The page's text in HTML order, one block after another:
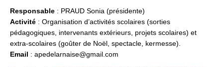
Responsable : PRAUD Sonia (présidente)
Activité : Organisation d’activités scolaires (sorties
pédagogiques, intervenants extérieurs, projets scolaires) et
extra-scolaires (goûter de Noël, spectacle, kermesse).
Email : apedelarnaise@gmail.com